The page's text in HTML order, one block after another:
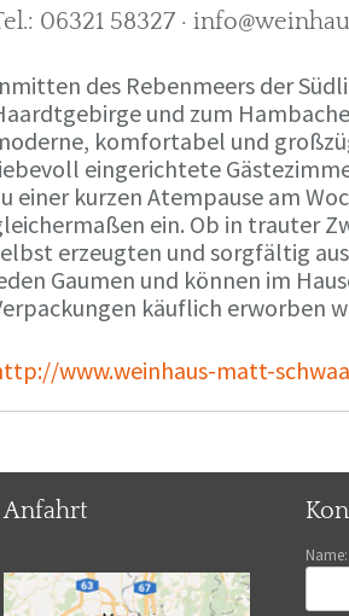
06321 58327 ·
des Rebenmeers der
und zum
komfortabel und
eingerichtete
einer kurzen Atempause am
ein. Ob in trauter
erzeugten und sorgfältig
Gaumen und können im
käuflich erworben
www.weinhaus-matt-
Anfahrt